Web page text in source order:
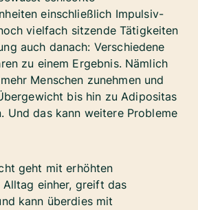
einschließlich Impulsiv-
vielfach sitzende Tätigkeiten
auch danach: Verschiedene
zu einem Ergebnis. Nämlich
Menschen zunehmen und
bis hin zu Adipositas
Und das kann weitere Probleme
geht mit erhöhten
einher, greift das
kann überdies mit